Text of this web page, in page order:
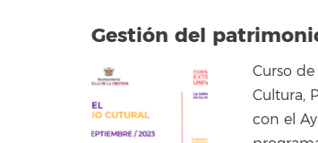
Gestión del
Curso
Cultura,
con el